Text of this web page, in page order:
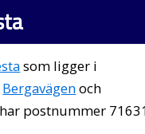
som ligger i
Bergavägenoch
postnummer